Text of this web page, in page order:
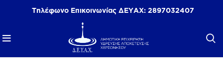
Τηλέφωνο Επικοινωνίας ΔΕΥΑΧ: 2897032407